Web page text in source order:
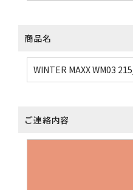
商品名
ご連絡内容